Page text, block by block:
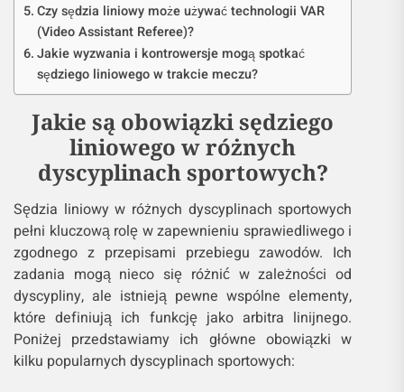
Czy sędzia liniowy może używać technologii VAR
(Video Assistant Referee)?
Jakie wyzwania i kontrowersje mogą spotkać
sędziego liniowego w trakcie meczu?
Jakie są obowiązki sędziego
liniowego w różnych
dyscyplinach sportowych?
Sędzia liniowy w różnych dyscyplinach sportowych
pełni kluczową rolę w zapewnieniu sprawiedliwego i
zgodnego z przepisami przebiegu zawodów. Ich
zadania mogą nieco się różnić w zależności od
dyscypliny, ale istnieją pewne wspólne elementy,
które definiują ich funkcję jako arbitra linijnego.
Poniżej przedstawiamy ich główne obowiązki w
kilku popularnych dyscyplinach sportowych: